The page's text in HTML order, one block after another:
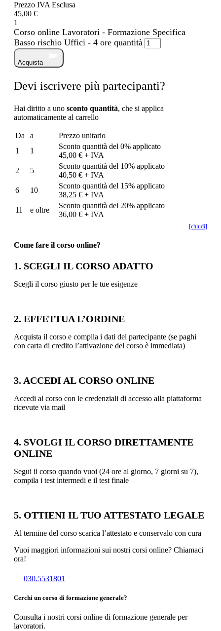
Prezzo IVA Esclusa
45,00 €
1
Corso online Lavoratori - Formazione Specifica
Basso rischio Uffici - 4 ore quantità
Acquista
Devi iscrivere più partecipanti?
Hai diritto a uno sconto quantità, che si applica
automaticamente al carrello
Da a
Prezzo unitario
1
1
Sconto quantità del 0% applicato
45,00 € + IVA
2
5
Sconto quantità del 10% applicato
40,50 € + IVA
6
10
Sconto quantità del 15% applicato
38,25 € + IVA
11
e oltre
Sconto quantità del 20% applicato
36,00 € + IVA
[chiudi]
Come fare il corso online?
1. SCEGLI IL CORSO ADATTO
Scegli il corso giusto per le tue esigenze
2. EFFETTUA L’ORDINE
Acquista il corso e compila i dati del partecipante (se paghi
con carta di credito l’attivazione del corso è immediata)
3. ACCEDI AL CORSO ONLINE
Accedi al corso con le credenziali di accesso alla piattaforma
ricevute via mail
4. SVOLGI IL CORSO DIRETTAMENTE
ONLINE
Segui il corso quando vuoi (24 ore al giorno, 7 giorni su 7),
compila i test intermedi e il test finale
5. OTTIENI IL TUO ATTESTATO LEGALE
Al termine del corso scarica l’attestato e conservalo con cura
Vuoi maggiori informazioni sui nostri corsi online? Chiamaci
ora!
030.5531801
Cerchi un corso di formazione generale?
Consulta i nostri corsi online di formazione generale per
lavoratori.